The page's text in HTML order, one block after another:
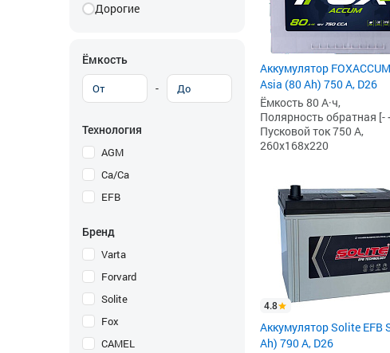
Дорогие
Ёмкость
-
Технология
AGM
Ca/Ca
EFB
Бренд
Varta
Forvard
Solite
Fox
CAMEL
Аккумулятор
Asia (80 Ah) 750 А, D26
Ёмкость 80 А·ч,
Полярность обратная [-
Пусковой ток 750 А,
260x168x220
4.8
Аккумулятор Solite EFB
Ah) 790 А, D26